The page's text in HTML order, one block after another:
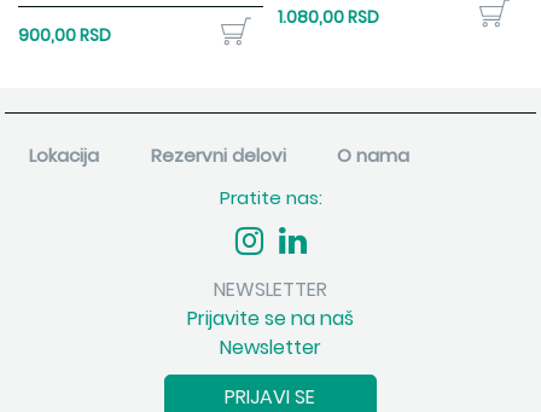
900,00 RSD
1.080,00 RSD
Lokacija Rezervni delovi
O nama
Pratite nas:
NEWSLETTER
Prijavite se na naš
Newsletter
PRIJAVI SE